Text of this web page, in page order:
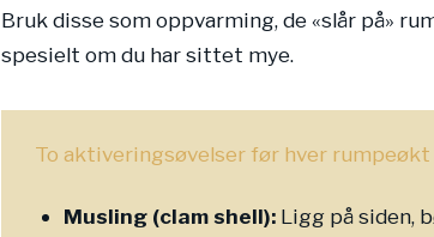
Bruk disse som oppvarming, de «slår på»
spesielt om du har sittet mye.
To aktiveringsøvelser før hver rumpeøkt
Musling (clam shell): Ligg på siden,